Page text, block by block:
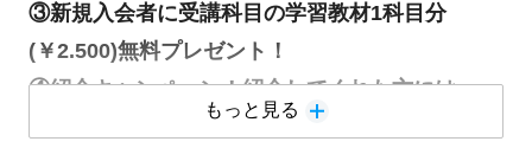
③新規入会者に受講科目の学習教材1科目分
(￥2.500)無料プレゼント！
④紹介キャンペーン！紹介してくれた方には
￥2,000分、紹介によって入会してくれた方には
もっと見る